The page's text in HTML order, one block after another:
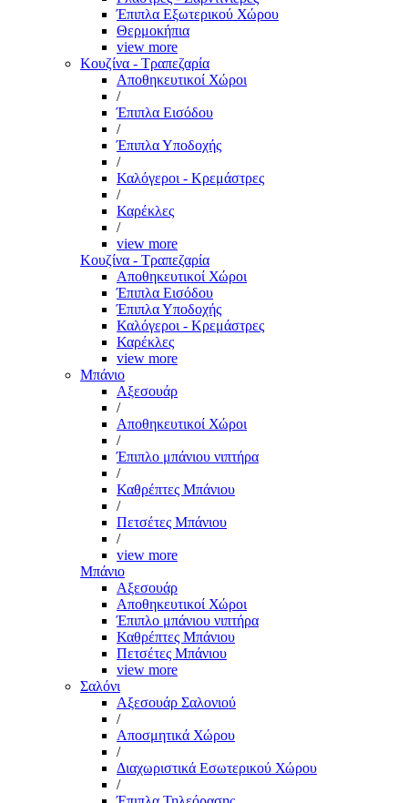
Έπιπλα Εξωτερικού Χώρου
Θερμοκήπια
view more
Κουζίνα - Τραπεζαρία
Αποθηκευτικοί Χώροι
/
Έπιπλα Εισόδου
/
Έπιπλα Υποδοχής
/
Καλόγεροι - Κρεμάστρες
/
Καρέκλες
/
view more
Κουζίνα - Τραπεζαρία
Αποθηκευτικοί Χώροι
Έπιπλα Εισόδου
Έπιπλα Υποδοχής
Καλόγεροι - Κρεμάστρες
Καρέκλες
view more
Μπάνιο
Αξεσουάρ
/
Αποθηκευτικοί Χώροι
/
Έπιπλο μπάνιου νιπτήρα
/
Καθρέπτες Μπάνιου
/
Πετσέτες Μπάνιου
/
view more
Μπάνιο
Αξεσουάρ
Αποθηκευτικοί Χώροι
Έπιπλο μπάνιου νιπτήρα
Καθρέπτες Μπάνιου
Πετσέτες Μπάνιου
view more
Σαλόνι
Αξεσουάρ Σαλονιού
/
Αποσμητικά Χώρου
/
Διαχωριστικά Εσωτερικού Χώρου
/